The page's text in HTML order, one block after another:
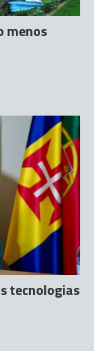
menos
tecnologias